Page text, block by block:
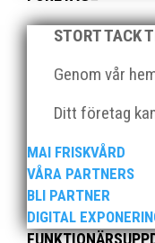
STORT TACK
Genom vår
Ditt företag
MAI FRISKVÅRD
VÅRA PARTNERS
BLI PARTNER
DIGITAL